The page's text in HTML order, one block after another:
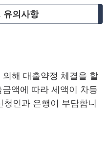
유의사항
해 대출약정 체결을 할
액에 따라 세액이 차등
인과 은행이 부담합니